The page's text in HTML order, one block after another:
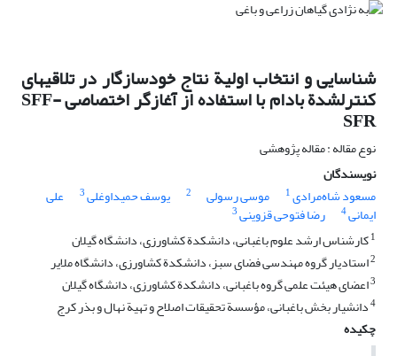
شناسایی و انتخاب اولیة نتاج خودسازگار در تلاقی‏های
کنترل‏شدة بادام با استفاده از آغازگر اختصاصی SFF-
SFR
نوع مقاله : مقاله پژوهشی
نویسندگان
مسعود شاه‌مرادی1 موسی رسولی 2 یوسف حمیداوغلی3 علی
ایمانی4 رضا فتوحی قزوینی3
1کارشناس ارشد علوم باغبانی، دانشکدة کشاورزی، دانشگاه گیلان
2استادیار گروه مهندسی فضای سبز، دانشکدة کشاورزی، دانشگاه ملایر
3اعضای هیئت علمی گروه باغبانی، دانشکدة کشاورزی، دانشگاه گیلان
4دانشیار بخش باغبانی، مؤسسة تحقیقات اصلاح و تهیة نهال و بذر کرج
چکیده